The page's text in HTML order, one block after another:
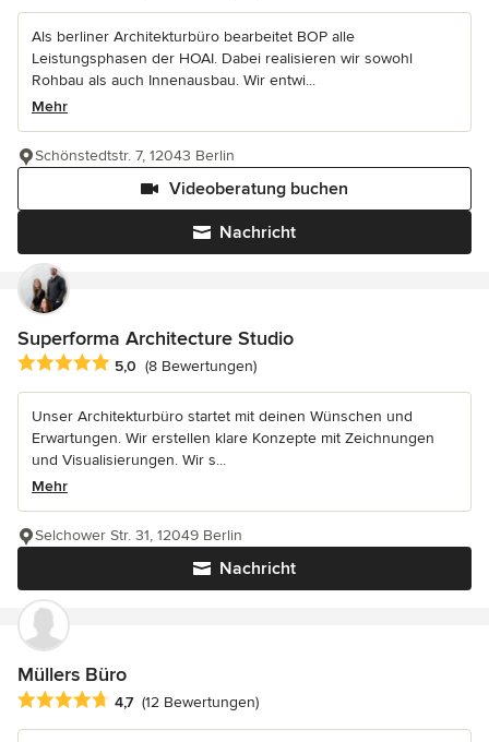
Als berliner Architekturbüro bearbeitet BOP alle
Leistungsphasen der HOAI. Dabei realisieren wir sowohl
Rohbau als auch Innenausbau. Wir entwi...
Mehr
Nachricht
Videoberatung buchen
Schönstedtstr. 7, 12043 Berlin
Superforma Architecture Studio
Durchschnittliche Bewertung: 5 von 5 Sternen
5,0 (8 Bewertungen)
Unser Architekturbüro startet mit deinen Wünschen und
Erwartungen. Wir erstellen klare Konzepte mit Zeichnungen
und Visualisierungen. Wir s...
Mehr
Nachricht
Selchower Str. 31, 12049 Berlin
Müllers Büro
Durchschnittliche Bewertung: 4.7 von 5 Sternen
4,7 (12 Bewertungen)